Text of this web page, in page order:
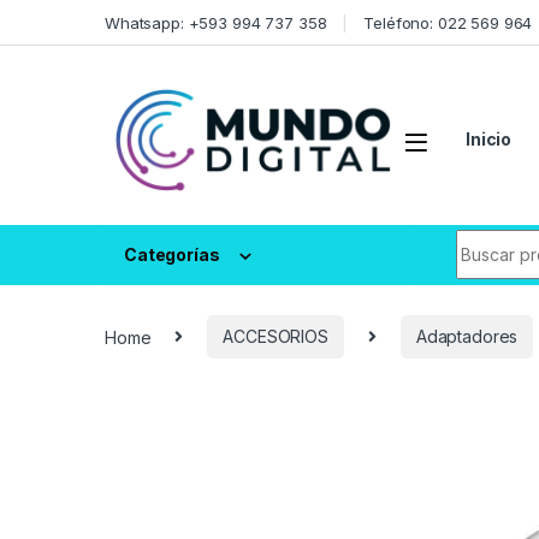
Whatsapp: +593 994 737 358 Teléfono: 022 569 964
Inicio
Categorías
Home ACCESORIOS Adaptadores